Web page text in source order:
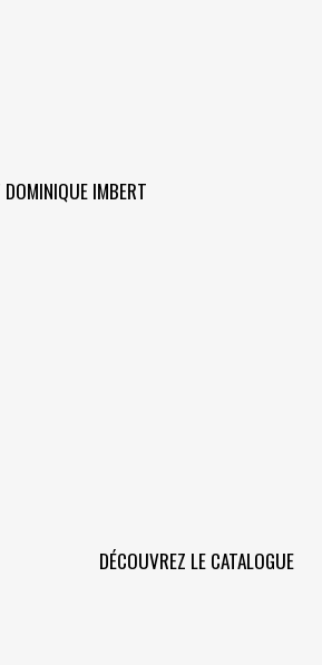
IMBERT
DÉCOUVREZ LE CATALOGUE